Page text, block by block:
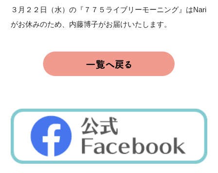
３月２２日（水）の『７７５ライブリーモーニング』はNari
がお休みのため、内藤博子がお届けいたします。